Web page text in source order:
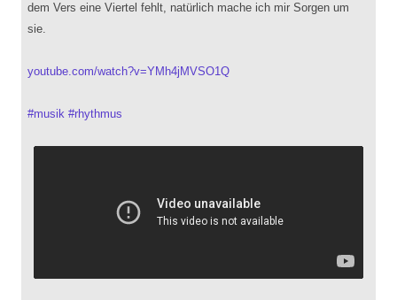
dem Vers eine Viertel fehlt, natürlich mache ich mir Sorgen um
sie.
youtube.com/watch?v=YMh4jMVSO1Q
#musik #rhythmus